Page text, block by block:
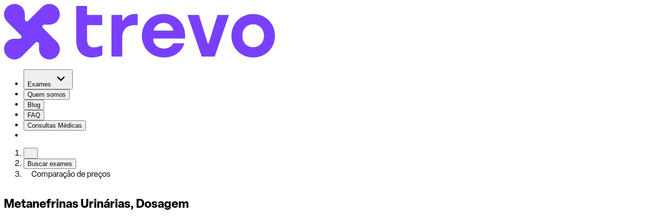
Exames
Quem somos
Blog
FAQ
Consultas Médicas
Buscar exames
Comparação de preços
Metanefrinas Urinárias, Dosagem